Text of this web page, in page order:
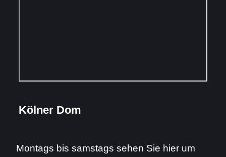
Kölner Dom
Montags bis samstags sehen Sie hier um